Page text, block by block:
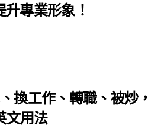
專業形象！
換工作、轉職、被炒，
文用法